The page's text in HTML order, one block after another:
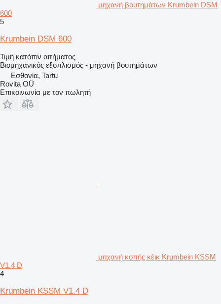
μηχανή βουτημάτων Krumbein DSM
600
5
Krumbein DSM 600
Τιμή κατόπιν αιτήματος
Βιομηχανικός εξοπλισμός - μηχανή βουτημάτων
Εσθονία, Tartu
Rovita OÜ
Επικοινωνία με τον πωλητή
μηχανή κοπής κέικ Krumbein KSSM
V1.4 D
4
Krumbein KSSM V1.4 D